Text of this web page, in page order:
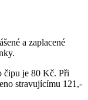
a zaplacené
čipu je 80 Kč. Při
stravujícímu 121,-